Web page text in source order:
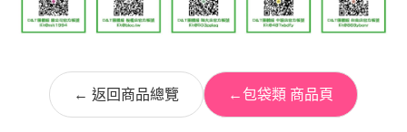
← 返回商品總覽 ←包袋類 商品頁